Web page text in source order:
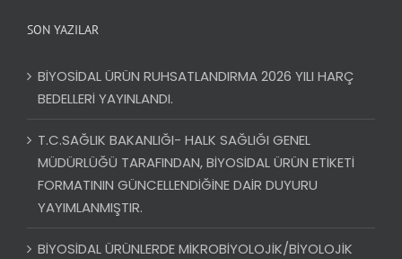
SON YAZILAR
BİYOSİDAL ÜRÜN RUHSATLANDIRMA 2026 YILI HARÇ
BEDELLERİ YAYINLANDI.
T.C.SAĞLIK BAKANLIĞI- HALK SAĞLIĞI GENEL
MÜDÜRLÜĞÜ TARAFINDAN, BİYOSİDAL ÜRÜN ETİKETİ
FORMATININ GÜNCELLENDİĞİNE DAİR DUYURU
YAYIMLANMIŞTIR.
BİYOSİDAL ÜRÜNLERDE MİKROBİYOLOJİK/BİYOLOJİK